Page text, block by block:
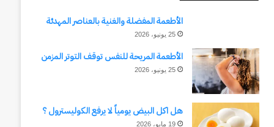
الأطعمة المفضلة والغنية بالعناصر المهدئة
25 يونيو، 2026
الأطعمة المريحة للنفس توقف التوتر المزمن
25 يونيو، 2026
هل اكل البيض يومياً لا يرفع الكوليسترول ؟
19 مايو، 2026